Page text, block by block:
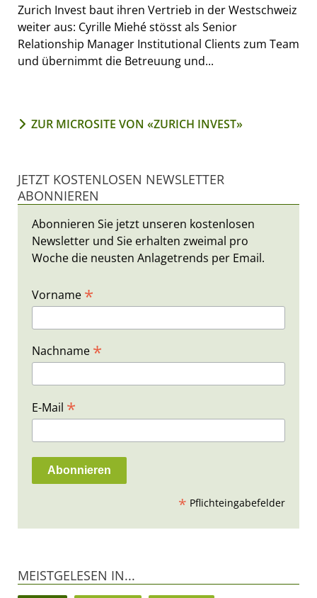
Zurich Invest baut ihren Vertrieb in der Westschweiz
weiter aus: Cyrille Miehé stösst als Senior
Relationship Manager Institutional Clients zum Team
und übernimmt die Betreuung und...
ZUR MICROSITE VON «ZURICH INVEST»
JETZT KOSTENLOSEN NEWSLETTER
ABONNIEREN
Abonnieren Sie jetzt unseren kostenlosen
Newsletter und Sie erhalten zweimal pro
Woche die neusten Anlagetrends per Email.
Vorname *
Nachname *
E-Mail *
* Pflichteingabefelder
MEISTGELESEN IN...